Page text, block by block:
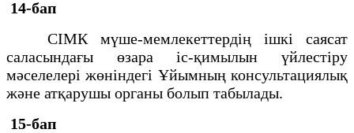
14-бап
СIМК мүше-мемлекеттердің iшкi саясат
саласындағы өзара iс-қимылын үйлестiру
мәселелерi жөнiндегi Ұйымның консультациялық
және атқарушы органы болып табылады.
15-бап